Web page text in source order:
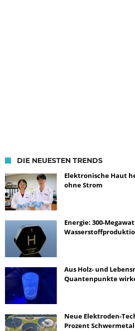
DIE NEUESTEN TRENDS
Elektronische Haut
ohne Strom
Energie: 300-
Aus Holz- und
Quantenpunkte
Neue Elektroden-
Prozent